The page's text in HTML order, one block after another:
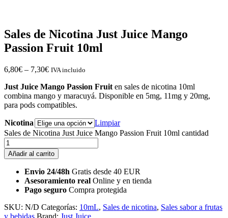
Sales de Nicotina Just Juice Mango
Passion Fruit 10ml
6,80€ – 7,30€ IVA incluido
Just Juice Mango Passion Fruit en sales de nicotina 10ml
combina mango y maracuyá. Disponible en 5mg, 11mg y 20mg,
para pods compatibles.
Nicotina
Limpiar
Sales de Nicotina Just Juice Mango Passion Fruit 10ml cantidad
Añadir al carrito
Envio 24/48h Gratis desde 40 EUR
Asesoramiento real Online y en tienda
Pago seguro Compra protegida
SKU: N/D Categorías: 10mL, Sales de nicotina, Sales sabor a frutas
y bebidas Brand: Just Juice